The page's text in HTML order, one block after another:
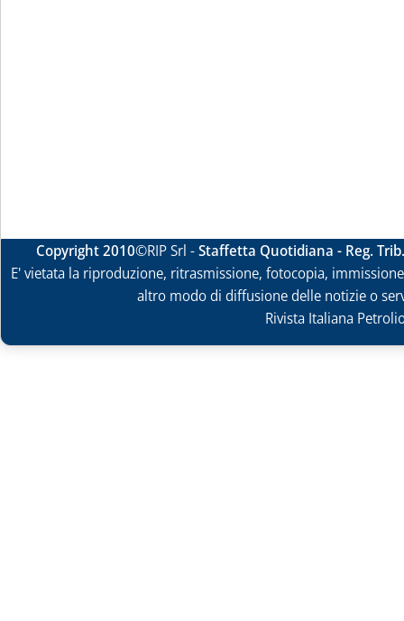
Copyright 2010©RIP Srl -Staffetta Quotidiana - Reg.
E' vietata la riproduzione, ritrasmissione, fotocopia,
altro modo di diffusione delle notizie o
Rivista Italiana